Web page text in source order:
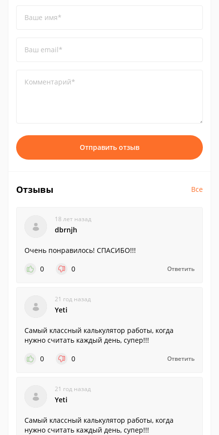
Ваше имя*
Ваш email*
Комментарий*
Отправить отзыв
Отзывы Все
18 лет назад
dbrnjh
Очень понравилось! СПАСИБО!!!
0
0 Ответить
21 год назад
Yeti
Самый классный калькулятор работы, когда
нужно считать каждый день, супер!!!
0
0 Ответить
21 год назад
Yeti
Самый классный калькулятор работы, когда
нужно считать каждый день, супер!!!